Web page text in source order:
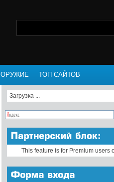
ОРУЖИЕ ТОП САЙТОВ
Загрузка ...
This feature is for Premium users